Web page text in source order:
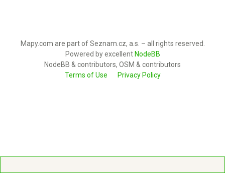
Mapy.com are part of Seznam.cz, a.s. – all rights reserved.
Powered by excellent NodeBB
NodeBB & contributors, OSM & contributors
Terms of Use
Privacy Policy